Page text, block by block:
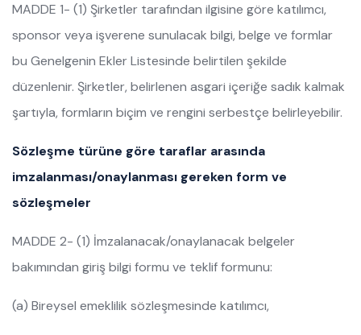
MADDE 1- (1) Şirketler tarafından ilgisine göre katılımcı,
sponsor veya işverene sunulacak bilgi, belge ve formlar
bu Genelgenin Ekler Listesinde belirtilen şekilde
düzenlenir. Şirketler, belirlenen asgari içeriğe sadık kalmak
şartıyla, formların biçim ve rengini serbestçe belirleyebilir.
Sözleşme türüne göre taraflar arasında
imzalanması/onaylanması gereken form ve
sözleşmeler
MADDE 2- (1) İmzalanacak/onaylanacak belgeler
bakımından giriş bilgi formu ve teklif formunu:
(a) Bireysel emeklilik sözleşmesinde katılımcı,